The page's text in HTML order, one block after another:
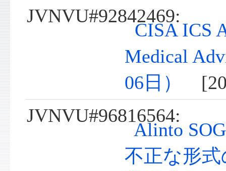
JVNVU#92842469:
CISA ICS
Medical
06日）
JVNVU#96816564:
Alinto
不正な形